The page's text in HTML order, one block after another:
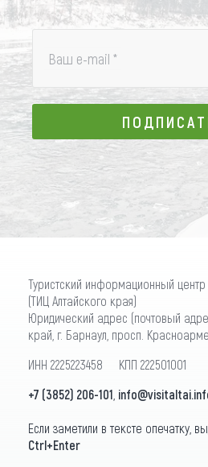
Ваш e-mail *
Туристский информационный центр
(ТИЦ Алтайского края)
Юридический адрес (почтовый
край, г. Барнаул, просп.
ИНН 2225223458 КПП 222501001
+7 (3852) 206-101
Если заметили в тексте опечатку,
Ctrl+Enter